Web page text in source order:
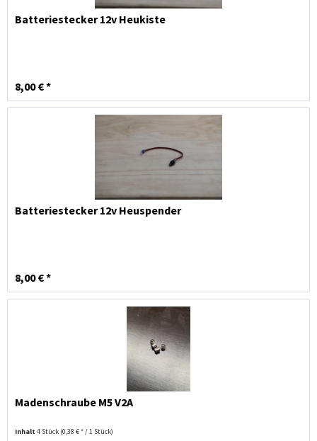
Batteriestecker 12v Heukiste
8,00 € *
Batteriestecker 12v Heuspender
8,00 € *
Madenschraube M5 V2A
Inhalt4 Stück (0,38 € * / 1 Stück)